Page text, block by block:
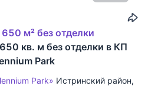
м² без отделки
кв. м без отделки в КП
Park
Park» Истринский район,